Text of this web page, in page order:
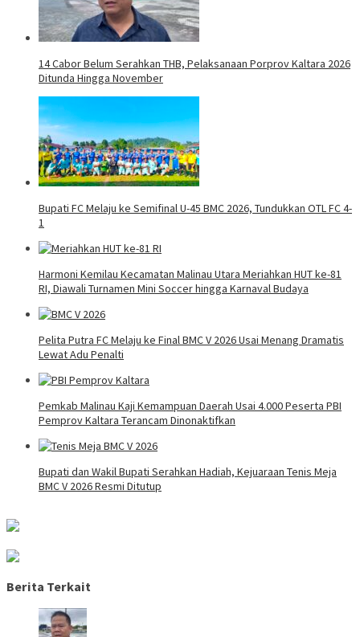
14 Cabor Belum Serahkan THB, Pelaksanaan Porprov Kaltara 2026
Ditunda Hingga November
Bupati FC Melaju ke Semifinal U-45 BMC 2026, Tundukkan OTL FC 4-
1
Harmoni Kemilau Kecamatan Malinau Utara Meriahkan HUT ke-81
RI, Diawali Turnamen Mini Soccer hingga Karnaval Budaya
Pelita Putra FC Melaju ke Final BMC V 2026 Usai Menang Dramatis
Lewat Adu Penalti
Pemkab Malinau Kaji Kemampuan Daerah Usai 4.000 Peserta PBI
Pemprov Kaltara Terancam Dinonaktifkan
Bupati dan Wakil Bupati Serahkan Hadiah, Kejuaraan Tenis Meja
BMC V 2026 Resmi Ditutup
Berita Terkait